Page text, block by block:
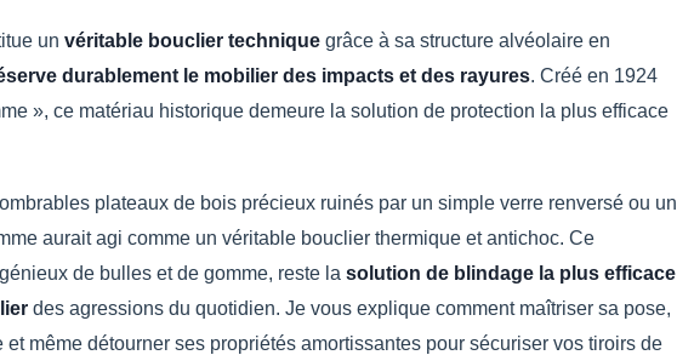
un véritable bouclier technique grâce à sa structure alvéolaire en
durablement le mobilier des impacts et des rayures. Créé en 1924
», ce matériau historique demeure la solution de protection la plus efficace
plateaux de bois précieux ruinés par un simple verre renversé ou un
aurait agi comme un véritable bouclier thermique et antichoc. Ce
de bulles et de gomme, reste la solution de blindage la plus efficace
des agressions du quotidien. Je vous explique comment maîtriser sa pose,
même détourner ses propriétés amortissantes pour sécuriser vos tiroirs de